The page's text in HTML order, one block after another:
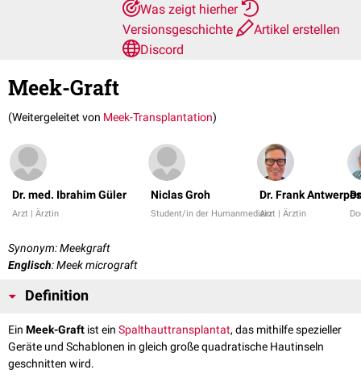
Was zeigt hierher
Versionsgeschichte
Artikel erstellen
Discord
Meek-Graft
(Weitergeleitet von Meek-Transplantation)
Dr. med. Ibrahim Güler
Arzt | Ärztin
Niclas Groh
Student/in der Humanmedizin
Dr. Frank Antwerpes
Arzt | Ärztin
Synonym: Meekgraft
Englisch: Meek micrograft
Definition
Ein Meek-Graft ist ein Spalthauttransplantat, das mithilfe spezieller
Geräte und Schablonen in gleich große quadratische Hautinseln
geschnitten wird.